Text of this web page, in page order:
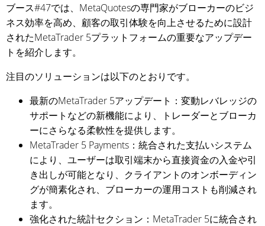
ブース#47では、MetaQuotesの専門家がブローカーのビジ
ネス効率を高め、顧客の取引体験を向上させるために設計
されたMetaTrader 5プラットフォームの重要なアップデー
トを紹介します。
注目のソリューションは以下のとおりです。
最新のMetaTrader 5アップデート：変動レバレッジの
サポートなどの新機能により、トレーダーとブローカ
ーにさらなる柔軟性を提供します。
MetaTrader 5 Payments：統合された支払いシステム
により、ユーザーは取引端末から直接資金の入金や引
き出しが可能となり、クライアントのオンボーディン
グが簡素化され、ブローカーの運用コストも削減され
ます。
強化された統計セクション：MetaTrader 5に統合され